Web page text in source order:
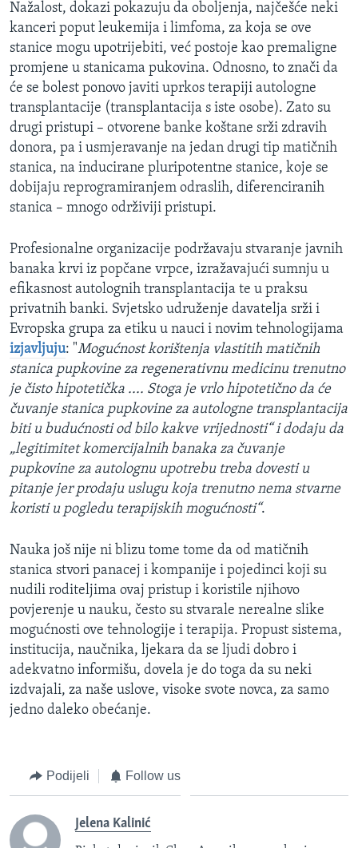
Nažalost, dokazi pokazuju da oboljenja, najčešće neki
kanceri poput leukemija i limfoma, za koja se ove
stanice mogu upotrijebiti, već postoje kao premaligne
promjene u stanicama pukovina. Odnosno, to znači da
će se bolest ponovo javiti uprkos terapiji autologne
transplantacije (transplantacija s iste osobe). Zato su
drugi pristupi – otvorene banke koštane srži zdravih
donora, pa i usmjeravanje na jedan drugi tip matičnih
stanica, na inducirane pluripotentne stanice, koje se
dobijaju reprogramiranjem odraslih, diferenciranih
stanica – mnogo održiviji pristupi.
Profesionalne organizacije podržavaju stvaranje javnih
banaka krvi iz popčane vrpce, izražavajući sumnju u
efikasnost autolognih transplantacija te u praksu
privatnih banki. Svjetsko udruženje davatelja srži i
Evropska grupa za etiku u nauci i novim tehnologijama
izjavljuju: "Mogućnost korištenja vlastitih matičnih
stanica pupkovine za regenerativnu medicinu trenutno
je čisto hipotetička .... Stoga je vrlo hipotetično da će
čuvanje stanica pupkovine za autologne transplantacija
biti u budućnosti od bilo kakve vrijednosti“ i dodaju da
„legitimitet komercijalnih banaka za čuvanje
pupkovine za autolognu upotrebu treba dovesti u
pitanje jer prodaju uslugu koja trenutno nema stvarne
koristi u pogledu terapijskih mogućnosti“.
Nauka još nije ni blizu tome tome da od matičnih
stanica stvori panacej i kompanije i pojedinci koji su
nudili roditeljima ovaj pristup i koristile njihovo
povjerenje u nauku, često su stvarale nerealne slike
mogućnosti ove tehnologije i terapija. Propust sistema,
institucija, naučnika, ljekara da se ljudi dobro i
adekvatno informišu, dovela je do toga da su neki
izdvajali, za naše uslove, visoke svote novca, za samo
jedno daleko obećanje.
Podijeli Follow us
Jelena Kalinić